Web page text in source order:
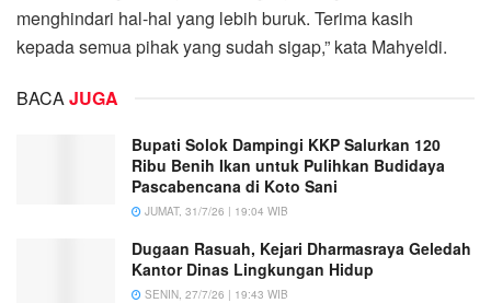
menghindari hal-hal yang lebih buruk. Terima kasih
kepada semua pihak yang sudah sigap,” kata Mahyeldi.
BACA JUGA
Bupati Solok Dampingi KKP Salurkan 120
Ribu Benih Ikan untuk Pulihkan Budidaya
Pascabencana di Koto Sani
JUMAT, 31/7/26 | 19:04 WIB
Dugaan Rasuah, Kejari Dharmasraya Geledah
Kantor Dinas Lingkungan Hidup
SENIN, 27/7/26 | 19:43 WIB